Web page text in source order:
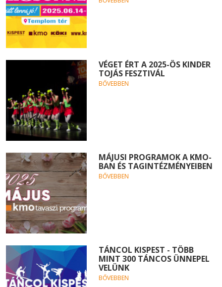
VÉGET ÉRT A 2025-ÖS KINDER
TOJÁS FESZTIVÁL
BŐVEBBEN
MÁJUSI PROGRAMOK A KMO-
BAN ÉS TAGINTÉZMÉNYEIBEN
BŐVEBBEN
TÁNCOL KISPEST - TÖBB
MINT 300 TÁNCOS ÜNNEPEL
VELÜNK
BŐVEBBEN